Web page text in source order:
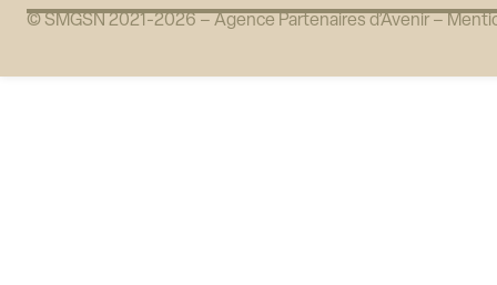
© SMGSN 2021-2026 – Agence Partenaires d’Avenir –